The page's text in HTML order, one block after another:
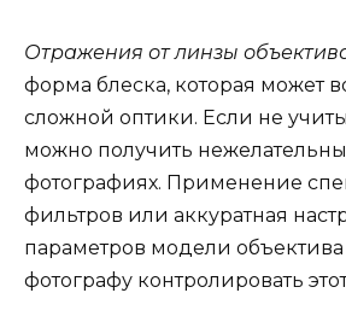
Отражения от линзы
форма блеска, которая может
сложной оптики. Если не
можно получить
фотографиях. Применение
фильтров или аккуратная
параметров модели
фотографу контролировать